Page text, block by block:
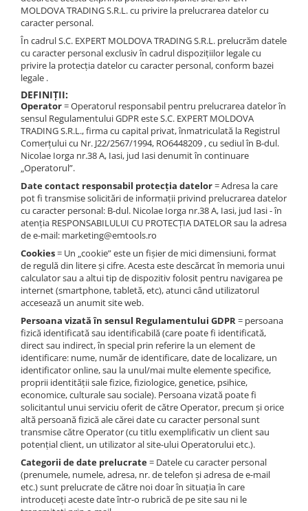
Strunguri CNC
Strunguri cu cutie de viteze
Strunguri cu surub de ghidare
Strunguri de precizie
Strunguri metal cu freza
Strunguri universale
Strunguri universale cu afisaj
digital
Strunguri universale cu viteza
variabila
Masini de gaurit
Masini de gaurit - Vario - cu masa
si coloana
Masini de gaurit cu angrenaj, masa
si coloana
Masini de gaurit cu coloana
Masini de gaurit cu coloana si cap
de actionare
Masini de gaurit cu coloana si
curea de distributie
Masini de gaurit cu masa
Masini de gaurit cu stand si
coloana
Masini de gaurit radiale
Masini de gaurit si frezat
Masini de gaurit cu freza
Masini de frezat universale
Centre de prelucrare verticale CNC
Masini de frezat cu batiu
Instrumente de prindere
Dispozitive de prindere pentru
unelte
Elemente de prindere mecanică
Fălci pentru PHV / VHV
Menghine
Mese rotative / mese inclinabile /
Etape XY
Papusa mobila / con de centrare
Instrumente de masurare
Afisaj digital
Bloc ecartament, masurare și
testare
Dispozitiv de testare
Indicatoare înălțime
Indicator cadran / Baze magnetice
Masurare
Micrometru
Micrometru de adancime
Micrometru de interior
Nivele
Palpatoare margine
Placi de granit de suprafață
Prisma
Raportor
Set unelte de masurare
Instrumente de decupare
metalelor
Instrumente de frezat
role
Masini pentru slefuit lemn
Masini de slefuit cu banda si disc
Masini de slefuit cu valt
Masini de slefuit lemn cu disc
Masini de slefuit parchet
Masini de slefuit pe cant
Masini pentru slefuit cu ax oscilant
Rindeluire
Masini pentru rindeluire si
degrosare cu arbore elicoidal
Masini pentru degrosare cu arbore
elicoidal
Masini pentru grosime
Masini pentru rindeluire
Masini pentru rindeluire si
degrosare
Strunjire
Strunguri cu dispozitiv de copiere
Strunguri pentru lemn
Masini de gaurit, scobit si
mortezat
Masini de gaurit multiplu
Masini de gaurit pentru balamale
Masini de mortezat
Masini frezat caneluri - canal de
pana
Masini pentru gaurit
Aspirare
Cutite de rindeluit
Accesorii si consumabile dispozitiv
de avans
Accesorii si consumabile
exhaustor
Accesorii sac colector
Furtunuri exhaustare
Accesorii si consumabile ferastrau
circular
Accesorii si consumabile ferastrau
panglica
Benzi de ferastrau pentru lemn
Seturi de dalta
Accesorii si consumabile freza
Accesorii si consumabile masina
de mortezat
Accesorii masini de gaurit cu dalta
Capete de gaurit
Accesorii si consumabile masina
de slefuit si ascutit
Accesorii pentru masinile de
ascutit si slefuit
Benzi de slefuit pentru lemn
Discuri cu perii din oțel
Discuri de slefuit pentru lemn
Discuri de şlefuire pentru lemn
Discuri de șlefuit
Discuri de șlefuit pentru polizor
banc
Foarfeca ghilotina hidraulica
Ghilotina hidraulica cu taiere
oscilanta
Ghilotina hidraulica cu unghi de
taiere reglabil
Ghilotine industriale cu motor
Ghilotine pneumatice
Guri de lup
Masini combinate decupare si
stantare
Masini de imbinat si intins metal
Masini de roluit profile
Masini manuale de roluit profile
Masini motorizate de roluit profile
Masini de roluit tabla
Masini manuale de roluit tabla
Masini de zencuit
Masini pentru caneluri
Masini pentru indoit metale
Dispozitive pentru indoire colturi
Dispozitive universale pentru
indoire
Masini pentru tesit muchii
Masini pentru indoit tevi
Prese
Prese cu dorn
Accesorii pentru masini de indoit
profile
Accesorii pentru masini de indoit
tevi
Accesorii pentru prese de atelier
Accesorii pentru prese hidraulice
de atelier
Standuri pentru mașini de formare
tablă
Stivuitoare
Grilajele de protectie pentru
polizoare
Grilajele de protectie pentru
strung
Grilajele de protectie prese si alte
masini
MOLDOVA TRADING S.R.L. cu privire la prelucrarea datelor cu
caracter personal.
În cadrul S.C. EXPERT MOLDOVA TRADING S.R.L. prelucrăm datele
cu caracter personal exclusiv în cadrul dispozițiilor legale cu
privire la protecția datelor cu caracter personal, conform bazei
legale .
DEFINIȚII:
Operator= Operatorul responsabil pentru prelucrarea datelor în
sensul Regulamentului GDPR este S.C. EXPERT MOLDOVA
TRADING S.R.L., firma cu capital privat, înmatriculată la Registrul
Comerțului cu Nr. J22/2567/1994, RO6448209 , cu sediul în B-dul.
Nicolae Iorga nr.38 A, Iasi, jud Iasi denumit în continuare
„Operatorul”.
Date contact responsabil protecția datelor= Adresa la care
pot fi transmise solicitări de informații privind prelucrarea datelor
cu caracter personal: B-dul. Nicolae Iorga nr.38 A, Iasi, jud Iasi - în
atenția RESPONSABILULUI CU PROTECȚIA DATELOR sau la adresa
de e-mail: marketing@emtools.ro
Cookies= Un „cookie” este un fișier de mici dimensiuni, format
de regulă din litere și cifre. Acesta este descărcat în memoria unui
calculator sau a altui tip de dispozitiv folosit pentru navigarea pe
internet (smartphone, tabletă, etc), atunci când utilizatorul
accesează un anumit site web.
Persoana vizată în sensul Regulamentului GDPR= persoana
fizică identificată sau identificabilă (care poate fi identificată,
direct sau indirect, în special prin referire la un element de
identificare: nume, număr de identificare, date de localizare, un
identificator online, sau la unul/mai multe elemente specifice,
proprii identității sale fizice, fiziologice, genetice, psihice,
economice, culturale sau sociale). Persoana vizată poate fi
solicitantul unui serviciu oferit de către Operator, precum și orice
altă persoană fizică ale cărei date cu caracter personal sunt
transmise către Operator (cu titlu exemplificativ un client sau
potențial client, un utilizator al site-ului Operatorului etc.).
Categorii de date prelucrate= Datele cu caracter personal
(prenumele, numele, adresa, nr. de telefon și adresa de e-mail
etc.) sunt prelucrate de către noi doar în situația în care
introduceți aceste date într-o rubrică de pe site sau ni le